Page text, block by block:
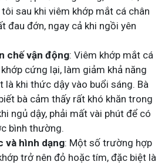
sau khi viêm khớp mắt cá chân
đau đớn, ngay cả khi ngồi yên
chế vận động: Viêm khớp mắt cá
cứng lại, làm giảm khả năng
là khi thức dậy vào buổi sáng. Bà
bà cảm thấy rất khó khăn trong
ngủ dậy, phải mất vài phút để có
bình thường.
và hình dạng: Một số trường hợp
trở nên đỏ hoặc tím, đặc biệt là